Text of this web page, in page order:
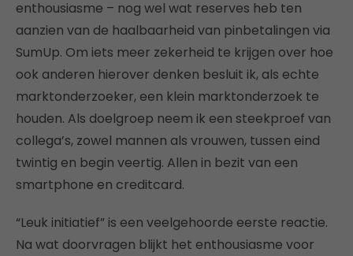
enthousiasme – nog wel wat reserves heb ten
aanzien van de haalbaarheid van pinbetalingen via
SumUp. Om iets meer zekerheid te krijgen over hoe
ook anderen hierover denken besluit ik, als echte
marktonderzoeker, een klein marktonderzoek te
houden. Als doelgroep neem ik een steekproef van
collega’s, zowel mannen als vrouwen, tussen eind
twintig en begin veertig. Allen in bezit van een
smartphone en creditcard.
“Leuk initiatief” is een veelgehoorde eerste reactie.
Na wat doorvragen blijkt het enthousiasme voor